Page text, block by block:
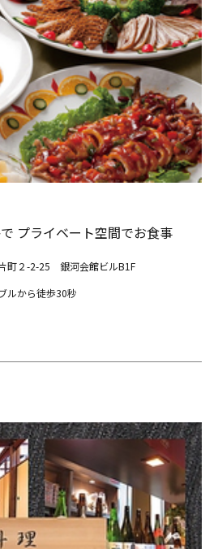
プライベート空間でお食事
町２-2-25 銀河会館ビルB1F
ルから徒歩30秒